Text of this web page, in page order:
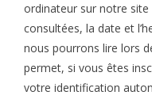
ordinateur sur notre site
consultées, la date et
nous pourrons lire lors
permet, si vous êtes
votre identification